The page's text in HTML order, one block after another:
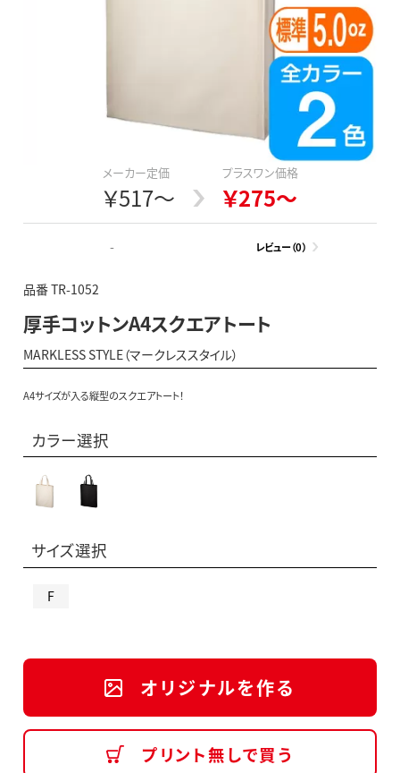
メーカー定価
￥517～
プラスワン価格
￥275～
- レビュー（0）
品番 TR-1052
厚手コットンA4スクエアトート
MARKLESS STYLE（マークレススタイル）
A4サイズが入る縦型のスクエアトート！
カラー選択
サイズ選択
F
オリジナルを作る
プリント無しで買う